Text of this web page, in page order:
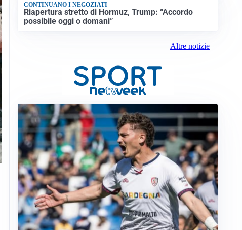
CONTINUANO I NEGOZIATI
Riapertura stretto di Hormuz, Trump: “Accordo
possibile oggi o domani”
Altre notizie